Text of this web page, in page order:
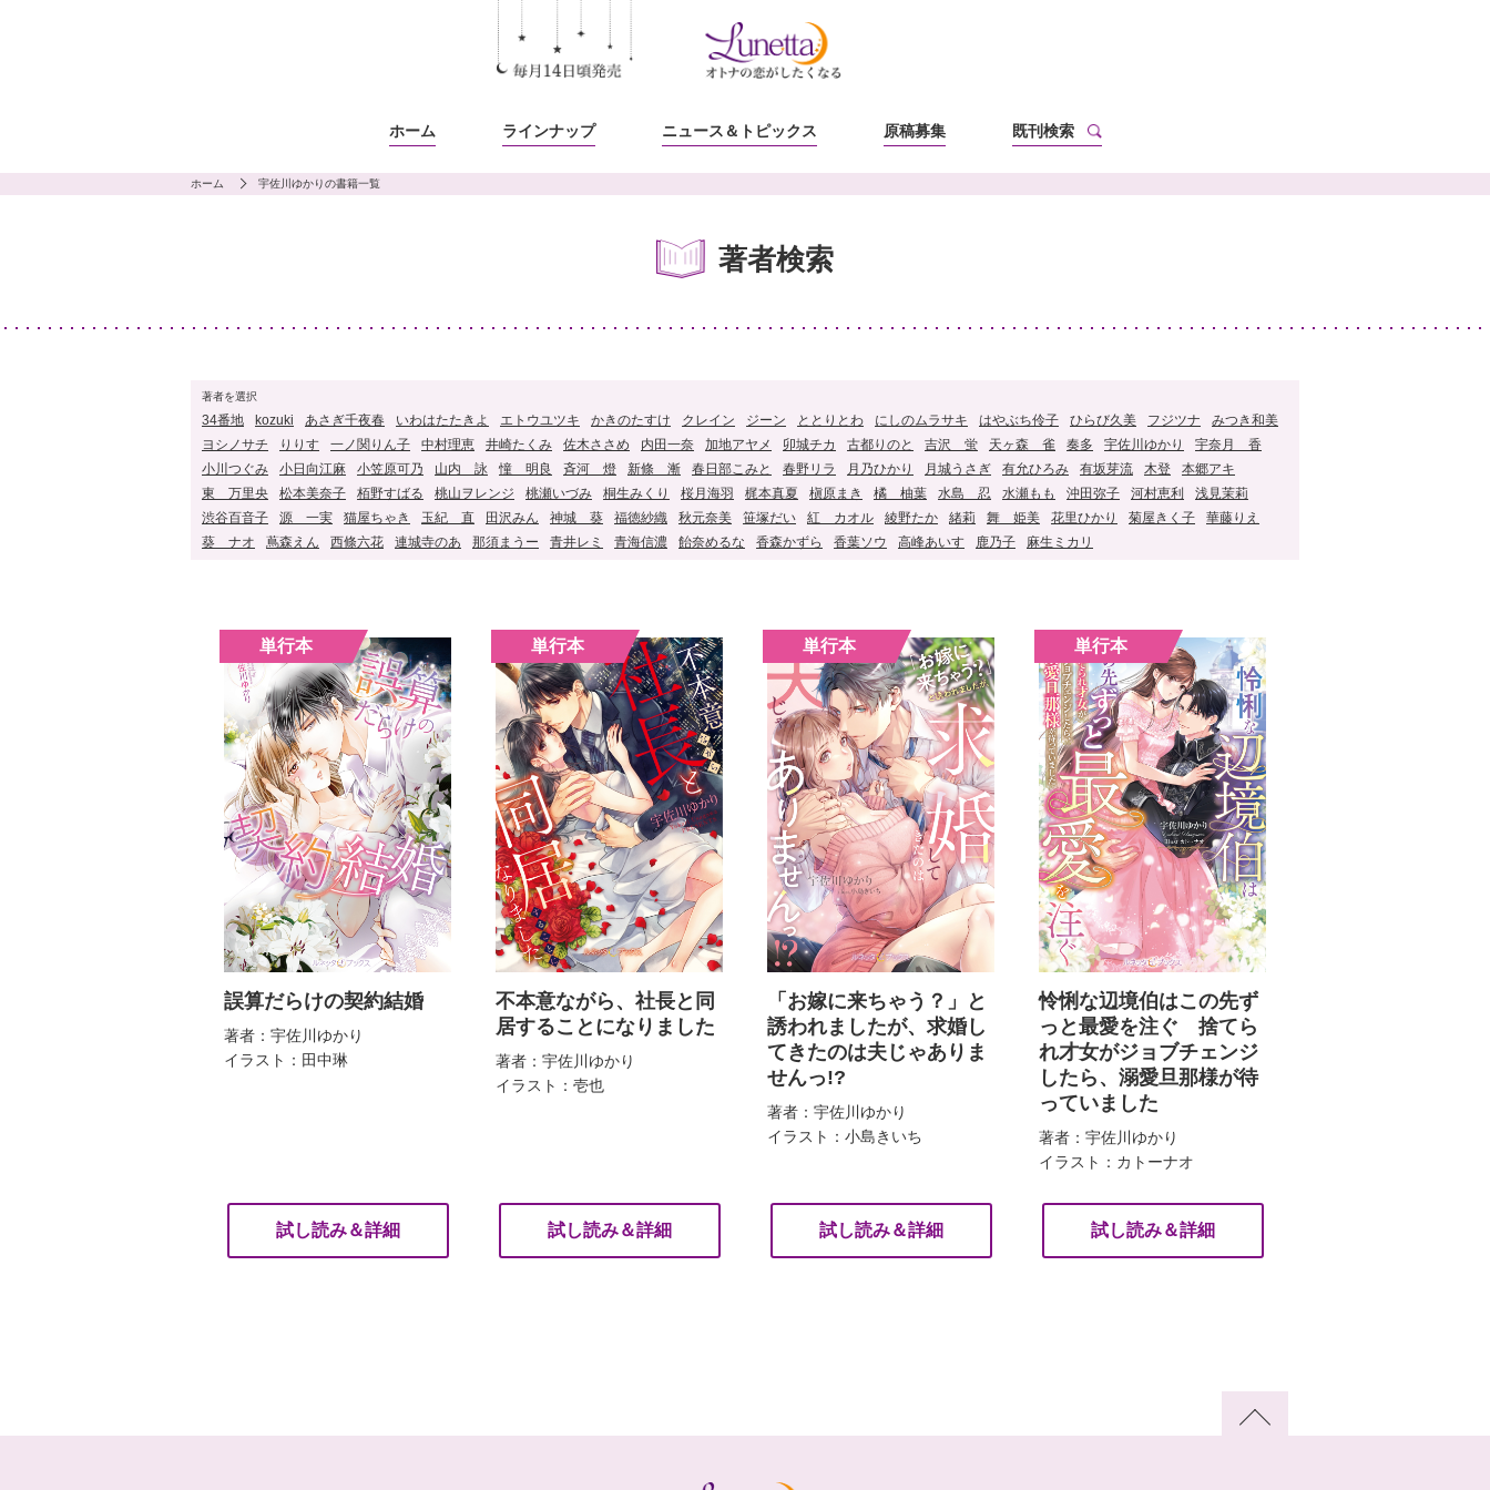
ホーム ラインナップ ニュース ＆トピックス 原稿募集 既刊検索
ホーム 宇佐川ゆかりの書籍一覧
著者検索
著者を選択
34番地 kozuki あさぎ千夜春 いわはたたきよ エトウユツキ かきのたすけ クレイン ジーン ととりとわ にしのムラサキ はやぶち伶子 ひらび久美 フジツナ
みつき和美
ヨシノサチ
りりす 一ノ関りん子 中村理恵 井崎たくみ 佐木ささめ 内田一奈 加地アヤメ 卯城チカ 古都りのと 吉沢 蛍 天ヶ森 雀 奏多 宇佐川ゆかり
宇奈月 香
小川つぐみ
小日向江麻 小笠原可乃 山内 詠 憧 明良 斉河 燈 新條 漸 春日部こみと 春野リラ 月乃ひかり 月城うさぎ 有允ひろみ 有坂芽流 木登
本郷アキ
東 万里央
松本美奈子 栢野すばる 桃山ヲレンジ 桃瀬いづみ 桐生みくり 桜月海羽 梶本真夏 槇原まき 橘 柚葉 水島 忍 水瀬もも 沖田弥子 河村恵利
浅見茉莉
渋谷百音子
源 一実 猫屋ちゃき 玉紀 直 田沢みん 神城 葵 福徳紗織 秋元奈美 笹塚だい 紅 カオル 綾野たか 緒莉 舞 姫美 花里ひかり 菊屋きく子
華藤りえ
葵 ナオ
蔦森えん 西條六花 連城寺のあ 那須まうー 青井レミ 青海信濃 飴奈めるな 香森かずら 香葉ソウ 高峰あいす 鹿乃子 麻生ミカリ
誤算だらけの契約結婚
著者：宇佐川ゆかり
イラスト：田中琳
試し読み＆詳細
不本意ながら、社長と同
居することになりました
著者：宇佐川ゆかり
イラスト：壱也
試し読み＆詳細
「お嫁に来ちゃう？」と
誘われましたが、求婚し
てきたのは夫じゃありま
せんっ!?
著者：宇佐川ゆかり
イラスト：小島きいち
試し読み＆詳細
怜悧な辺境伯はこの先ず
っと最愛を注ぐ 捨てら
れ才女がジョブチェンジ
したら、溺愛旦那様が待
っていました
著者：宇佐川ゆかり
イラスト：カトーナオ
試し読み＆詳細